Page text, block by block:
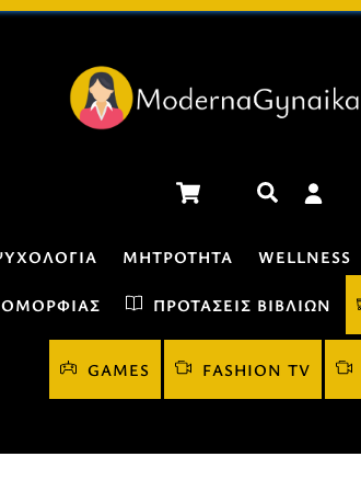
Cart Αναζήτηση
ΜΗΤΡΌΤΗΤΑ WELLNESS
ΟΜΟΡΦΙΆΣ ΠΡΟΤΆΣΕΙΣ ΒΙΒΛΊΩΝ
GAMES FASHION TV